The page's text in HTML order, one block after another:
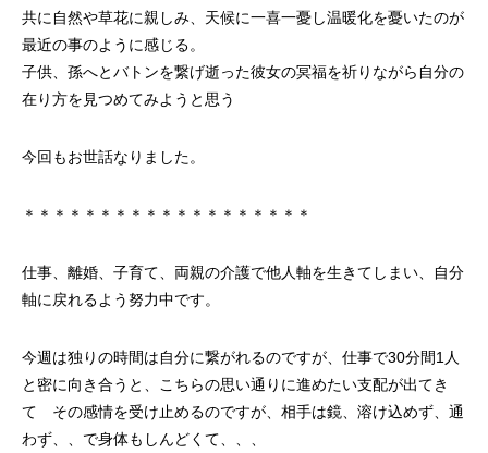
共に自然や草花に親しみ、天候に一喜一憂し温暖化を憂いたのが
最近の事のように感じる。
子供、孫へとバトンを繋げ逝った彼女の冥福を祈りながら自分の
在り方を見つめてみようと思う
今回もお世話なりました。
＊＊＊＊＊＊＊＊＊＊＊＊＊＊＊＊＊＊＊
仕事、離婚、子育て、両親の介護で他人軸を生きてしまい、自分
軸に戻れるよう努力中です。
今週は独りの時間は自分に繋がれるのですが、仕事で30分間1人
と密に向き合うと、こちらの思い通りに進めたい支配が出てき
て その感情を受け止めるのですが、相手は鏡、溶け込めず、通
わず、、で身体もしんどくて、、、